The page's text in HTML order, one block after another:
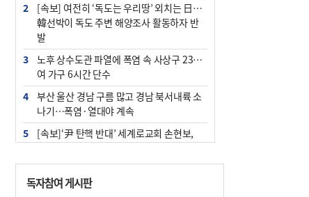
2
[속보] 여전히 ‘독도는 우리땅’ 외치는 日…
韓선박이 독도 주변 해양조사 활동하자 반
발
3
노후 상수도관 파열에 폭염 속 사상구 2300
여 가구 6시간 단수
4
부산 울산 경남 구름 많고 경남 북서내륙 소
나기…폭염·열대야 계속
5
[속보]‘尹 탄핵 반대’ 세계로교회 손현보,
군사기밀 유출자 색출 지시
독자참여 게시판